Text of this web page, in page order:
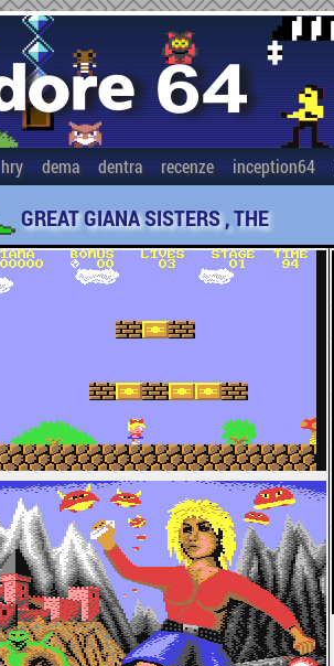
hry dema dentra recenze inception64
GREAT GIANA SISTERS , THE